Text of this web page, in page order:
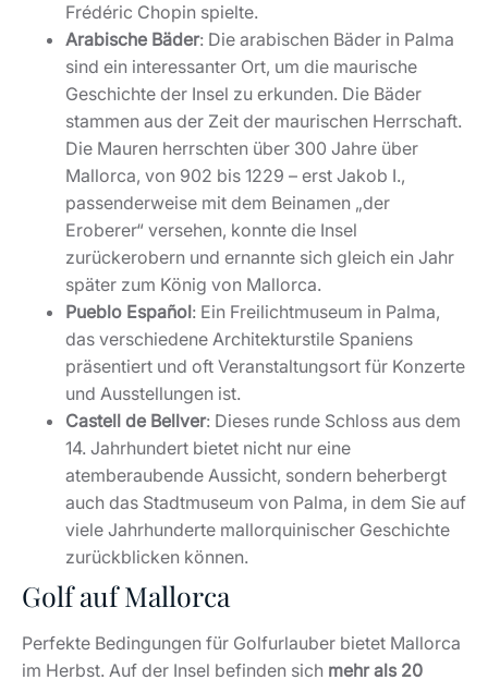
Frédéric Chopin spielte.
Arabische Bäder: Die arabischen Bäder in Palma
sind ein interessanter Ort, um die maurische
Geschichte der Insel zu erkunden. Die Bäder
stammen aus der Zeit der maurischen Herrschaft.
Die Mauren herrschten über 300 Jahre über
Mallorca, von 902 bis 1229 – erst Jakob I.,
passenderweise mit dem Beinamen „der
Eroberer“ versehen, konnte die Insel
zurückerobern und ernannte sich gleich ein Jahr
später zum König von Mallorca.
Pueblo Español: Ein Freilichtmuseum in Palma,
das verschiedene Architekturstile Spaniens
präsentiert und oft Veranstaltungsort für Konzerte
und Ausstellungen ist.
Castell de Bellver: Dieses runde Schloss aus dem
14. Jahrhundert bietet nicht nur eine
atemberaubende Aussicht, sondern beherbergt
auch das Stadtmuseum von Palma, in dem Sie auf
viele Jahrhunderte mallorquinischer Geschichte
zurückblicken können.
Golf auf Mallorca
Perfekte Bedingungen für Golfurlauber bietet Mallorca
im Herbst. Auf der Insel befinden sich mehr als 20